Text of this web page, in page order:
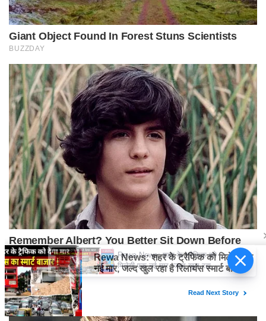
Rewa News: शहर के ट्रैफिक को
मिलेगी एक नई मार, जल्द खुल रहा है
रिलायंस स्मार्ट बाजार